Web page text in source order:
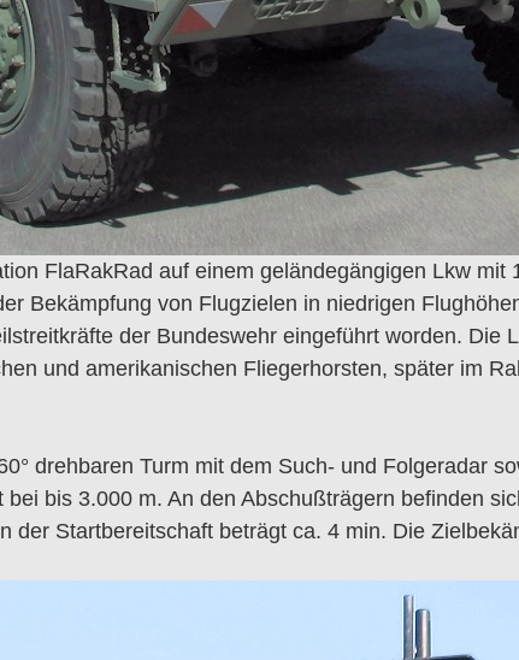
FlaRakRad auf einem geländegängigen Lkw mit
Bekämpfung von Flugzielen in niedrigen
der Bundeswehr eingeführt worden. Die
und amerikanischen Fliegerhorsten, später im
drehbaren Turm mit dem Such- und Folgeradar
bis 3.000 m. An den Abschußträgern befinden
der Startbereitschaft beträgt ca. 4 min. Die